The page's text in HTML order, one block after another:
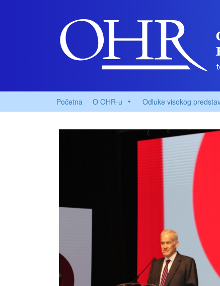
Početna O OHR-u Odluke visokog